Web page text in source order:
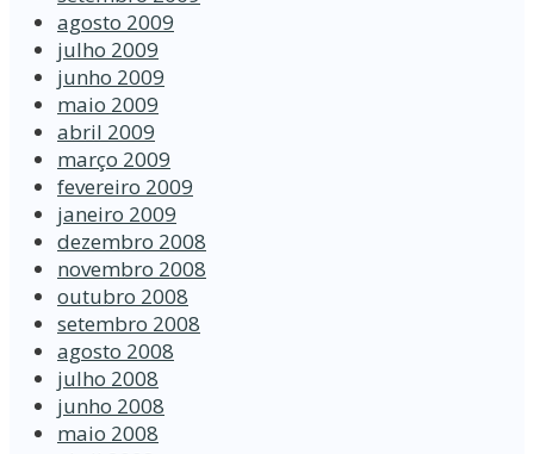
agosto 2009
julho 2009
junho 2009
maio 2009
abril 2009
março 2009
fevereiro 2009
janeiro 2009
dezembro 2008
novembro 2008
outubro 2008
setembro 2008
agosto 2008
julho 2008
junho 2008
maio 2008